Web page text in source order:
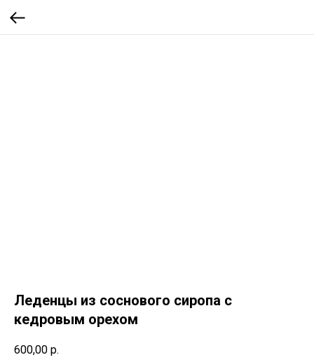
Леденцы из соснового сиропа с
кедровым орехом
600,00 р.